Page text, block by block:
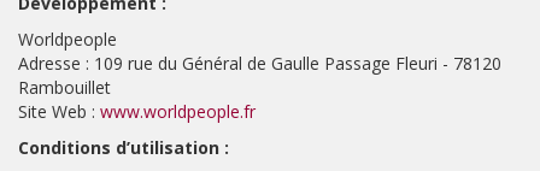
Worldpeople
Adresse : 109 rue du Général de Gaulle Passage Fleuri - 78120
Rambouillet
Site Web : www.worldpeople.fr
Conditions d’utilisation :